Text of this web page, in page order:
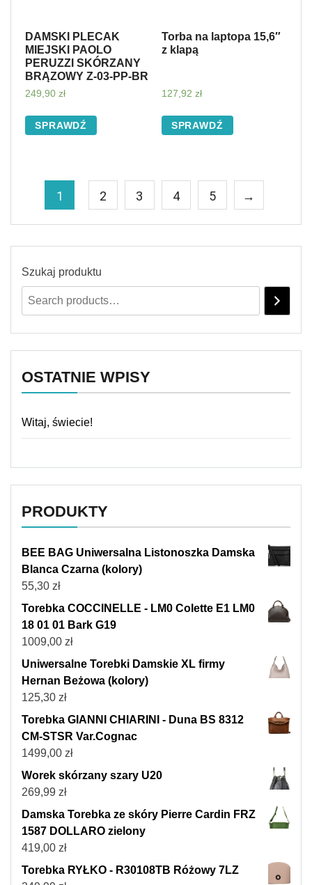
DAMSKI PLECAK
MIEJSKI PAOLO
PERUZZI SKÓRZANY
BRĄZOWY Z-03-PP-BR
249,90 zł
SPRAWDŹ
Torba na laptopa 15,6″
z klapą
127,92 zł
SPRAWDŹ
1 2 3 4 5 →
Szukaj produktu
OSTATNIE WPISY
Witaj, świecie!
PRODUKTY
BEE BAG Uniwersalna Listonoszka Damska
Blanca Czarna (kolory)
55,30 zł
Torebka COCCINELLE - LM0 Colette E1 LM0
18 01 01 Bark G19
1009,00 zł
Uniwersalne Torebki Damskie XL firmy
Hernan Beżowa (kolory)
125,30 zł
Torebka GIANNI CHIARINI - Duna BS 8312
CM-STSR Var.Cognac
1499,00 zł
Worek skórzany szary U20
269,99 zł
Damska Torebka ze skóry Pierre Cardin FRZ
1587 DOLLARO zielony
419,00 zł
Torebka RYŁKO - R30108TB Różowy 7LZ